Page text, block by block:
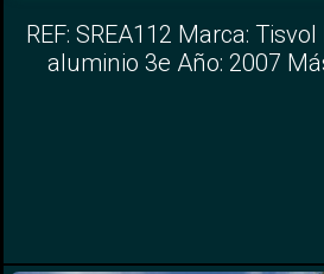
REF: SREA112 Marca:
aluminio 3e Año: 2007